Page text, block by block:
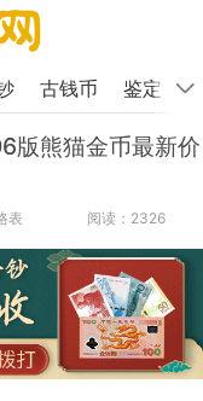
古钱币 鉴定
版熊猫金币最新价
表 阅读：2326